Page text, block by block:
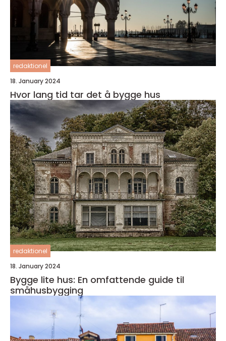
redaktionel
18. January 2024
Hvor lang tid tar det å bygge hus
redaktionel
18. January 2024
Bygge lite hus: En omfattende guide til
småhusbygging